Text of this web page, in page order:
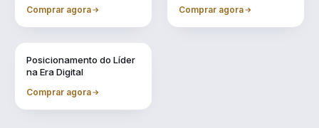
Comprar agora Comprar agora
Posicionamento do Líder
na Era Digital
Comprar agora